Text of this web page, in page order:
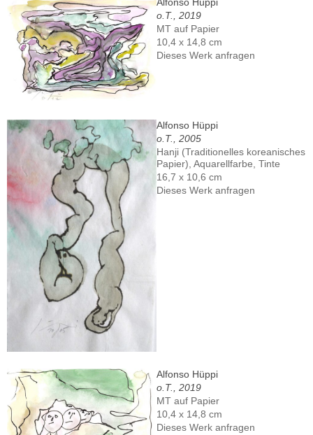
Alfonso Hüppi
o.T., 2019
MT auf Papier
10,4 x 14,8 cm
Dieses Werk anfragen
Alfonso Hüppi
o.T., 2005
Hanji (Traditionelles koreanisches
Papier), Aquarellfarbe, Tinte
16,7 x 10,6 cm
Dieses Werk anfragen
Alfonso Hüppi
o.T., 2019
MT auf Papier
10,4 x 14,8 cm
Dieses Werk anfragen